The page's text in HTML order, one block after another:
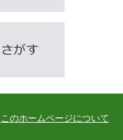
このホームページについて